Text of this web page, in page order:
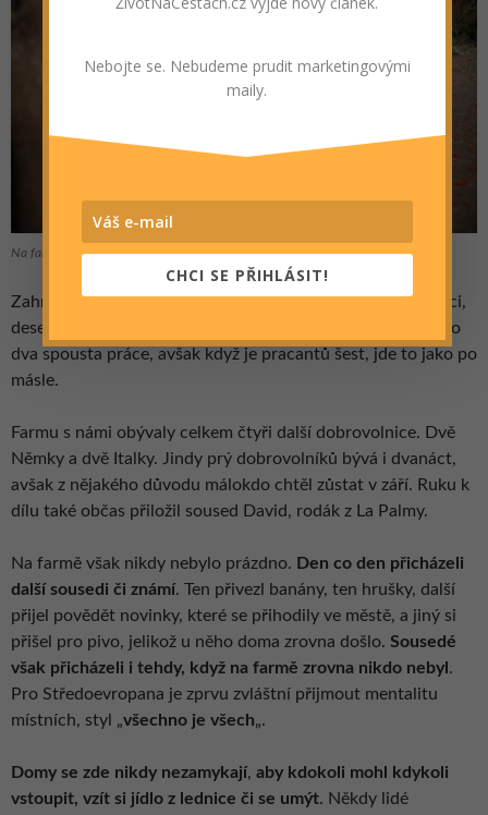
Na farmě
Zahrada, sad, drobné domácí zvířectvo jako slepice a králíci,
deset koní, deset psů a kočky snad ani raději nepočítat. Pro
dva spousta práce, avšak když je pracantů šest, jde to jako po
másle.
Farmu s námi obývaly celkem čtyři další dobrovolnice. Dvě
Němky a dvě Italky. Jindy prý dobrovolníků bývá i dvanáct,
avšak z nějakého důvodu málokdo chtěl zůstat v září. Ruku k
dílu také občas přiložil soused David, rodák z La Palmy.
Na farmě však nikdy nebylo prázdno. Den co den přicházeli
další sousedi či známí. Ten přivezl banány, ten hrušky, další
přijel povědět novinky, které se přihodily ve městě, a jiný si
přišel pro pivo, jelikož u něho doma zrovna došlo. Sousedé
však přicházeli i tehdy, když na farmě zrovna nikdo nebyl .
Pro Středoevropana je zprvu zvláštní přijmout mentalitu
místních, styl „všechno je všech„.
Domy se zde nikdy nezamykají, aby kdokoli mohl kdykoli
vstoupit, vzít si jídlo z lednice či se umýt. Někdy lidé
Nebojte se. Nebudeme prudit marketingovými
maily.
CHCI SE PŘIHLÁSIT!